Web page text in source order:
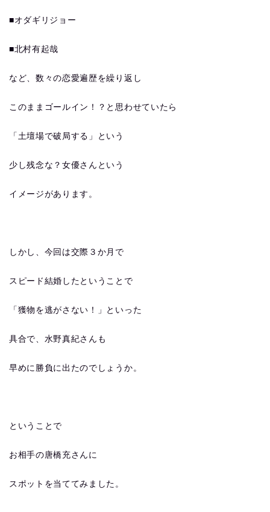
■オダギリジョー
■北村有起哉
など、数々の恋愛遍歴を繰り返し
このままゴールイン！？と思わせていたら
「土壇場で破局する」という
少し残念な？女優さんという
イメージがあります。
しかし、今回は交際３か月で
スピード結婚したということで
「獲物を逃がさない！」といった
具合で、水野真紀さんも
早めに勝負に出たのでしょうか。
ということで
お相手の唐橋充さんに
スポットを当ててみました。